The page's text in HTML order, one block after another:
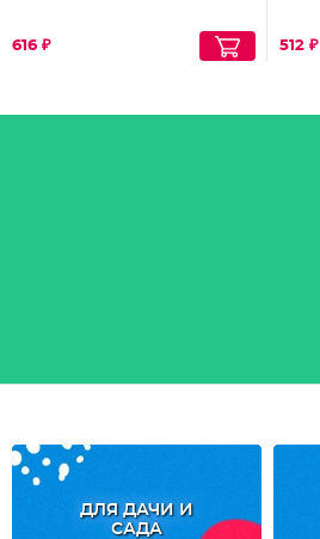
616 ₽ 512 ₽
ДЛЯ ДАЧИ И
САДА